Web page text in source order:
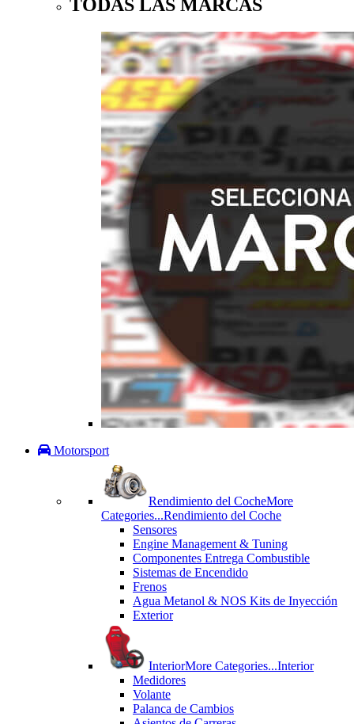
TODAS LAS MARCAS
Motorsport
Rendimiento del CocheMore
Categories...Rendimiento del Coche
Sensores
Engine Management & Tuning
Componentes Entrega Combustible
Sistemas de Encendido
Frenos
Agua Metanol & NOS Kits de Inyección
Exterior
InteriorMore Categories...Interior
Medidores
Volante
Palanca de Cambios